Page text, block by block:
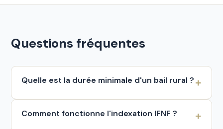
Questions fréquentes
Quelle est la durée minimale d'un bail rural ?
Comment fonctionne l'indexation IFNF ?